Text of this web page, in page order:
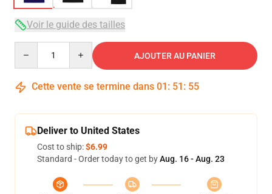
Voir le guide des tailles
AJOUTER AU PANIER
Cette vente se termine dans 01 : 51 : 54
Deliver to United States
Cost to ship:$6.99
Standard - Order today to get byAug. 16 - Aug. 23